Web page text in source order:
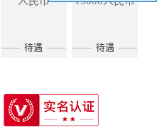
—— 待遇——
1.2倍积分
所有商品价格
——待遇 ——
1.5倍积分
所有商品价格